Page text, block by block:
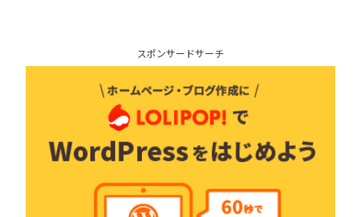
スポンサードサーチ